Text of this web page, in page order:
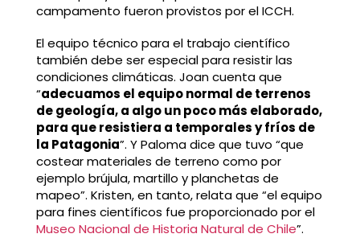
campamento fueron provistos por el ICCH.
El equipo técnico para el trabajo científico
también debe ser especial para resistir las
condiciones climáticas. Joan cuenta que
“adecuamos el equipo normal de terrenos
de geología, a algo un poco más elaborado,
para que resistiera a temporales y fríos de
la Patagonia”. Y Paloma dice que tuvo “que
costear materiales de terreno como por
ejemplo brújula, martillo y planchetas de
mapeo”. Kristen, en tanto, relata que “el equipo
para fines científicos fue proporcionado por el
Museo Nacional de Historia Natural de Chile”.